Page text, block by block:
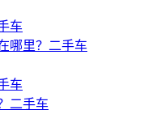
车
哪里？二手车
车
二手车